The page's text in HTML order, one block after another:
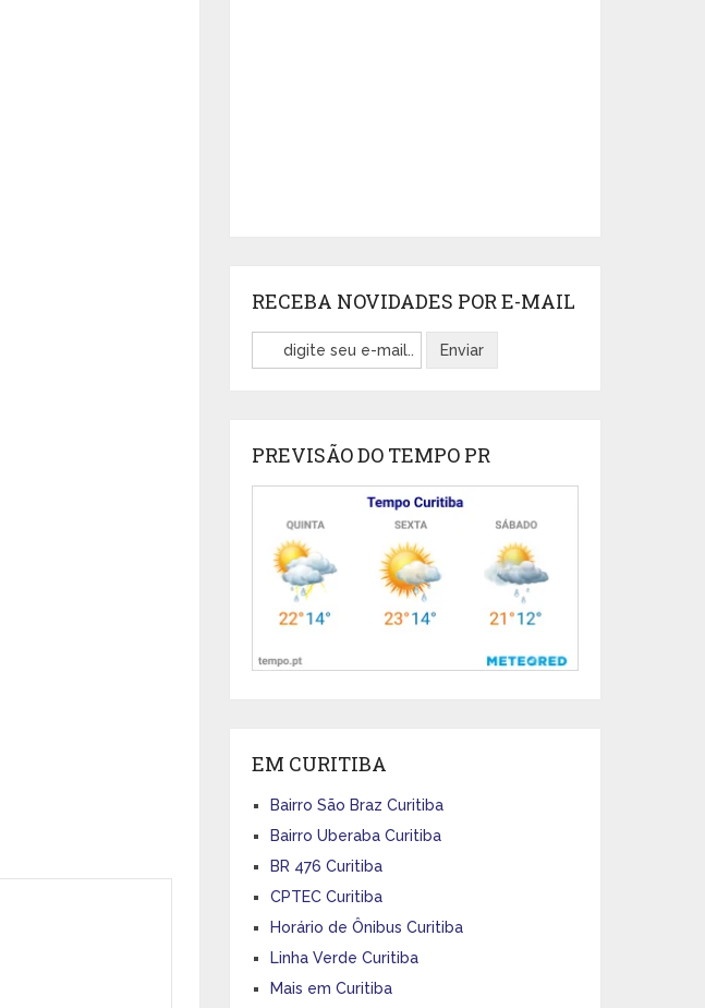
RECEBA NOVIDADES POR E-MAIL
PREVISÃO DO TEMPO PR
EM CURITIBA
Bairro São Braz Curitiba
Bairro Uberaba Curitiba
BR 476 Curitiba
CPTEC Curitiba
Horário de Ônibus Curitiba
Linha Verde Curitiba
Mais em Curitiba